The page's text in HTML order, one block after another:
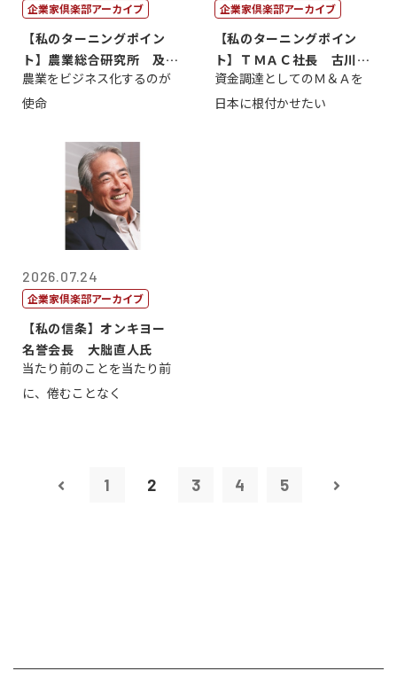
企業家倶楽部アーカイブ
【私のターニングポイン
ト】農業総合研究所 及川
智正
農業をビジネス化するのが
使命
企業家倶楽部アーカイブ
【私のターニングポイン
ト】ＴＭＡＣ社長 古川英
一
資金調達としてのＭ＆Ａを
日本に根付かせたい
2026.07.24
企業家倶楽部アーカイブ
【私の信条】オンキヨー
名誉会長 大朏直人氏
当たり前のことを当たり前
に、倦むことなく
1 2 3 4 5